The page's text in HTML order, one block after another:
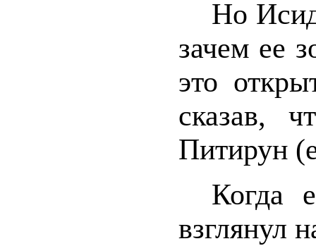
Но
зачем ее
это
сказав,
Питирун
Когда
взглянул